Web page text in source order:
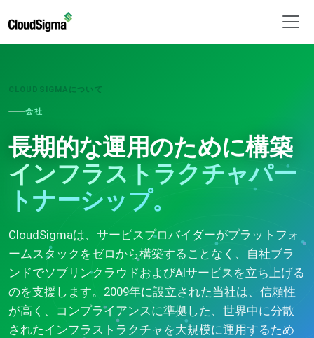
CLOUDSIGMAについて
会社
長期的な運用のために構築
インフラストラクチャパー
トナーシップ。
CloudSigmaは、サービスプロバイダーがプラットフォ
ームスタックをゼロから構築することなく、自社ブラ
ンドでソブリンクラウドおよびAIサービスを立ち上げる
のを支援します。2009年に設立された当社は、信頼性
が高く、コンプライアンスに準拠した、世界中に分散
されたインフラストラクチャを大規模に運用するため